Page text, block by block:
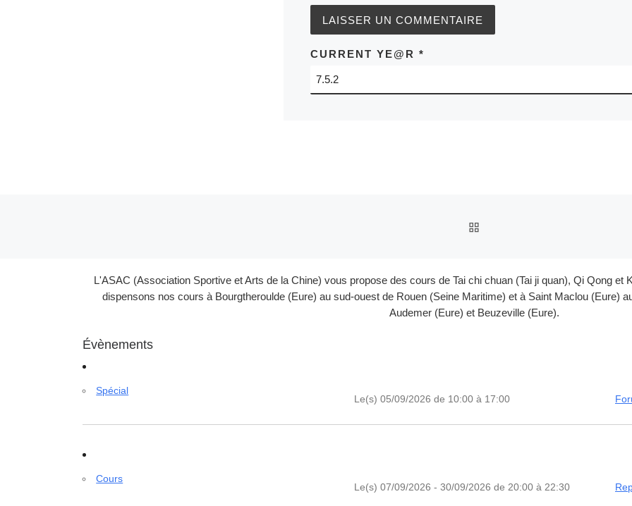
CURRENT YE@R *
L'ASAC (Association Sportive et Arts de la Chine) vous propose des cours de Tai chi chuan (Tai ji quan), Qi Qong et
dispensons nos cours à Bourgtheroulde (Eure) au sud-ouest de Rouen (Seine Maritime) et à Saint Maclou (Eure)
Audemer (Eure) et Beuzeville (Eure).
Évènements
Spécial
Le(s) 05/09/2026 de 10:00 à 17:00
Cours
Le(s) 07/09/2026 - 30/09/2026 de 20:00 à 22:30